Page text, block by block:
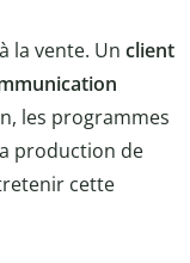
la vente. Un client
les programmes
production de
cette